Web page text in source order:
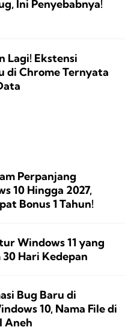
Ini Penyebabnya!
Lagi! Ekstensi
di Chrome Ternyata
Perpanjang
10 Hingga 2027,
Bonus 1 Tahun!
Windows 11 yang
Hari Kedepan
Bug Baru di
10, Nama File di
Aneh